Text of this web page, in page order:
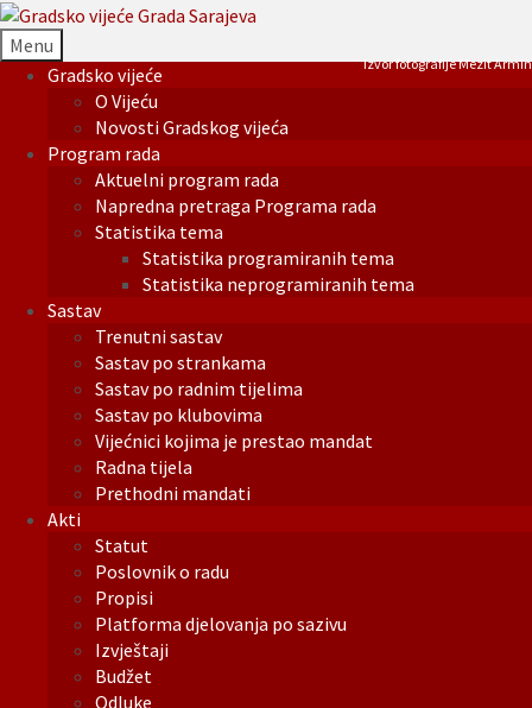
Menu
Gradsko vijeće
O Vijeću
Novosti Gradskog vijeća
Program rada
Aktuelni program rada
Napredna pretraga Programa rada
Statistika tema
Statistika programiranih tema
Statistika neprogramiranih tema
Sastav
Trenutni sastav
Sastav po strankama
Sastav po radnim tijelima
Sastav po klubovima
Vijećnici kojima je prestao mandat
Radna tijela
Prethodni mandati
Akti
Statut
Poslovnik o radu
Propisi
Platforma djelovanja po sazivu
Izvještaji
Budžet
Odluke
Izvor fotografije Mezit Armin